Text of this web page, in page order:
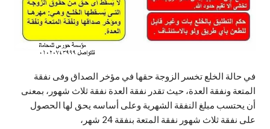
في حالة الخلع تخسر الزوجة حقها في مؤخر الصداق وفى نفقة
المتعة ونفقة العدة، حيث تقدر نفقة العدة نفقة ثلاث شهور، بمعنى
أن يحتسب مبلغ النفقة الشهرية وعلى أساسه يحق لها الحصول
على نفقة ثلاث شهور نفقة المتعة بنفقة 24 شهر،